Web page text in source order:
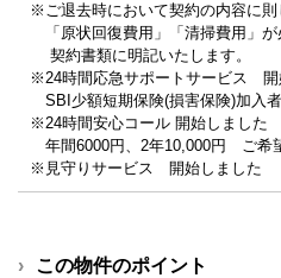
※ご退去時において契約の内容に則
「原状回復費用」「清掃費用」が
契約書類に明記いたします。
※24時間応急サポートサービス 開
SBI少額短期保険(損害保険)加入者
※24時間安心コール 開始しました
年間6000円、2年10,000円 ご希
※見守りサービス 開始しました
この物件のポイント